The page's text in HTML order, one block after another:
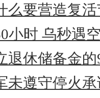
么要营造复
小时 乌秒遇
退休储备金
未遵守停火